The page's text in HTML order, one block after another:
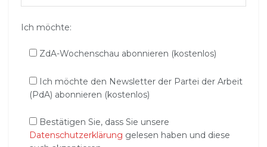
Ich möchte:
ZdA-Wochenschau abonnieren (kostenlos)
Ich möchte den Newsletter der Partei der Arbeit
(PdA) abonnieren (kostenlos)
Bestätigen Sie, dass Sie unsere
Datenschutzerklärung gelesen haben und diese